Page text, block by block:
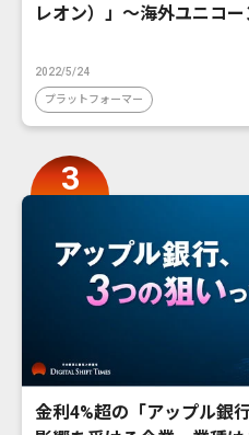
レオン）」〜海外ユニコ
2022/5/24
プラットフォーマー
金利4%超の「アップル銀